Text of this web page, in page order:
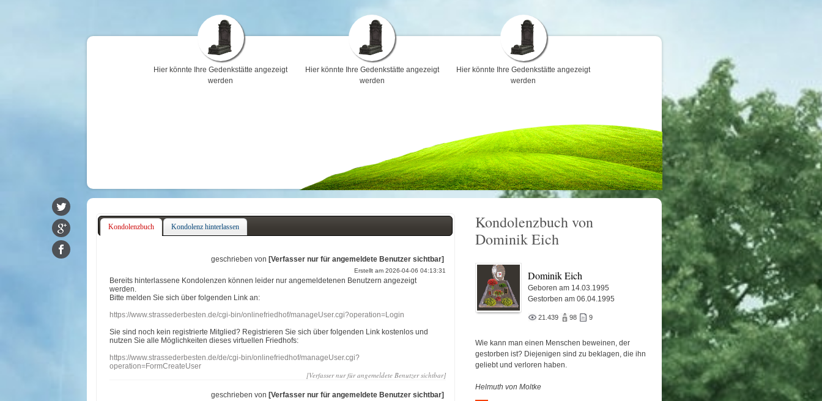
Hier könnte Ihre Gedenkstätte angezeigt
werden
Hier könnte Ihre Gedenkstätte angezeigt
werden
Hier könnte Ihre Gedenkstätte angezeigt
werden
Kondolenzbuch Kondolenz hinterlassen
geschrieben von [Verfasser nur für angemeldete Benutzer sichtbar]
Erstellt am 2026-04-06 04:13:31
Bereits hinterlassene Kondolenzen können leider nur angemeldetenen Benutzern angezeigt
werden.
Bitte melden Sie sich über folgenden Link an:
https://www.strassederbesten.de/cgi-bin/onlinefriedhof/manageUser.cgi?operation=Login
Sie sind noch kein registrierte Mitglied? Registrieren Sie sich über folgenden Link kostenlos und
nutzen Sie alle Möglichkeiten dieses virtuellen Friedhofs:
https://www.strassederbesten.de/de/cgi-bin/onlinefriedhof/manageUser.cgi?
operation=FormCreateUser
[Verfasser nur für angemeldete Benutzer sichtbar]
geschrieben von [Verfasser nur für angemeldete Benutzer sichtbar]
Kondolenzbuch von
Dominik Eich
Dominik Eich
Geboren am 14.03.1995
Gestorben am 06.04.1995
21.439 98 9
Wie kann man einen Menschen beweinen, der
gestorben ist? Diejenigen sind zu beklagen, die ihn
geliebt und verloren haben.
Helmuth von Moltke